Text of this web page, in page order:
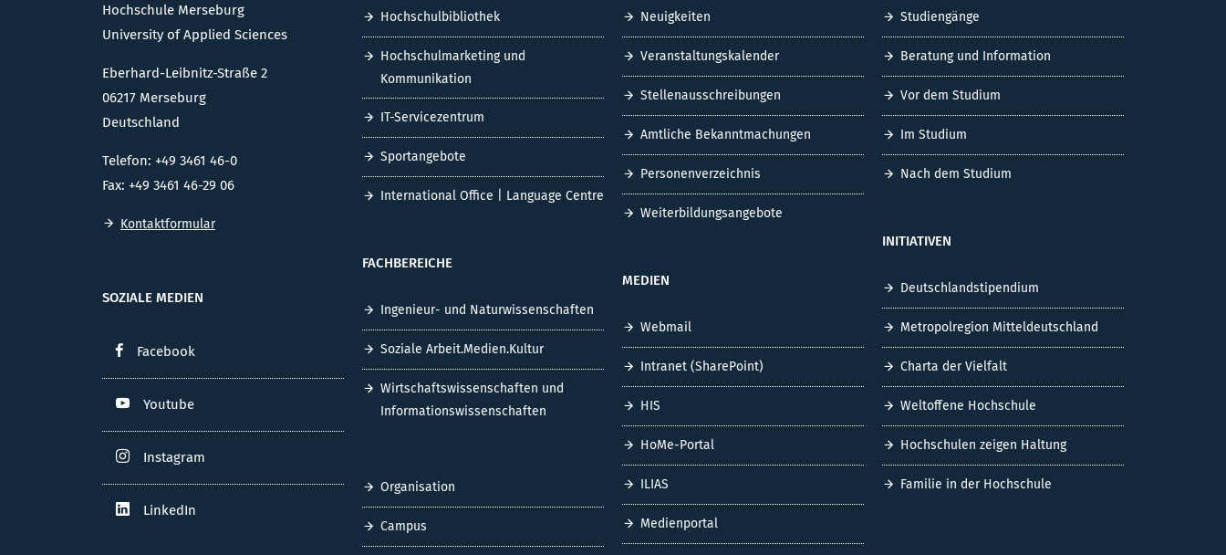
Hochschule Merseburg
University of Applied Sciences
Eberhard-Leibnitz-Straße 2
06217 Merseburg
Deutschland
Telefon: +49 3461 46-0
Fax: +49 3461 46-29 06
Kontaktformular
SOZIALE MEDIEN
Facebook
Youtube
Instagram
LinkedIn
Hochschulbibliothek
Hochschulmarketing und
Kommunikation
IT-Servicezentrum
Sportangebote
International Office | Language Centre
FACHBEREICHE
Ingenieur- und Naturwissenschaften
Soziale Arbeit.Medien.Kultur
Wirtschaftswissenschaften und
Informationswissenschaften
Organisation
Campus
Neuigkeiten
Veranstaltungskalender
Stellenausschreibungen
Amtliche Bekanntmachungen
Personenverzeichnis
Weiterbildungsangebote
MEDIEN
Webmail
Intranet (SharePoint)
HIS
HoMe-Portal
ILIAS
Medienportal
Studiengänge
Beratung und Information
Vor dem Studium
Im Studium
Nach dem Studium
INITIATIVEN
Deutschlandstipendium
Metropolregion Mitteldeutschland
Charta der Vielfalt
Weltoffene Hochschule
Hochschulen zeigen Haltung
Familie in der Hochschule